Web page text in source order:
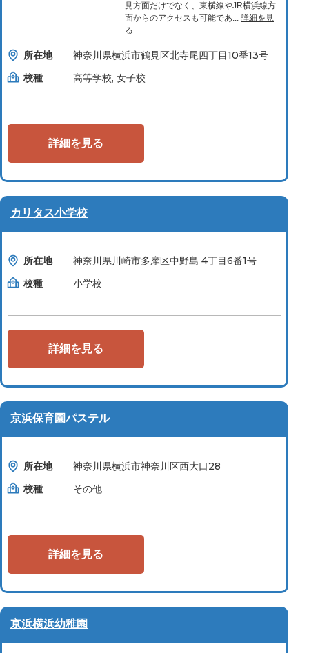
見方面だけでなく、東横線やJR横浜線方
面からのアクセスも可能であ... 詳細を見
る
所在地
神奈川県横浜市鶴見区北寺尾四丁目10番13号
校種
高等学校, 女子校
詳細を見る
カリタス小学校
所在地
神奈川県川崎市多摩区中野島 4丁目6番1号
校種
小学校
詳細を見る
京浜保育園パステル
所在地
神奈川県横浜市神奈川区西大口28
校種
その他
詳細を見る
京浜横浜幼稚園